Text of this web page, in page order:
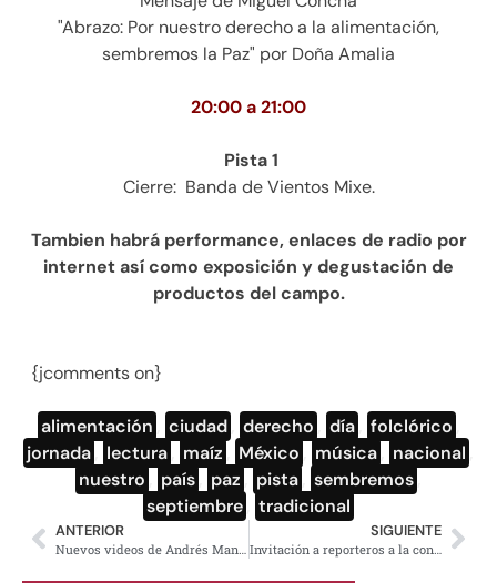
"Abrazo: Por nuestro derecho a la alimentación,
sembremos la Paz" por Doña Amalia
20:00 a 21:00
Pista 1
Cierre: Banda de Vientos Mixe.
Tambien habrá performance, enlaces de radio por
internet así como exposición y degustación de
productos del campo.
{jcomments on}
alimentación ciudad derecho día folclórico
jornada
lectura maíz México música nacional
nuestro
país paz pista sembremos
septiembre
tradicional
ANTERIOR SIGUIENTE